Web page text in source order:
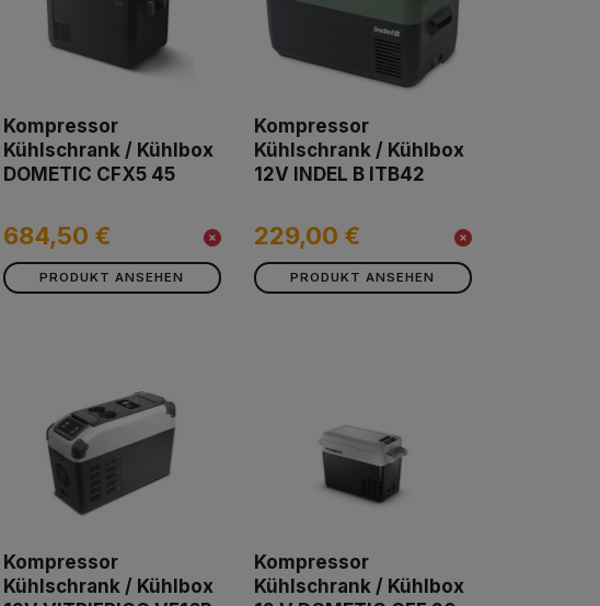
Kompressor
Kühlschrank / Kühlbox
DOMETIC CFX5 45
684,50 €
PRODUKT ANSEHEN
Kompressor
Kühlschrank / Kühlbox
12V INDEL B ITB42
229,00 €
PRODUKT ANSEHEN
Kompressor
Kühlschrank / Kühlbox
Kompressor
Kühlschrank / Kühlbox